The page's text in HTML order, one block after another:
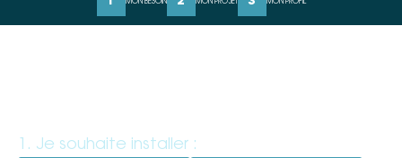
MON BESOIN MON PROJET MON PROFIL
1. Je souhaite installer :